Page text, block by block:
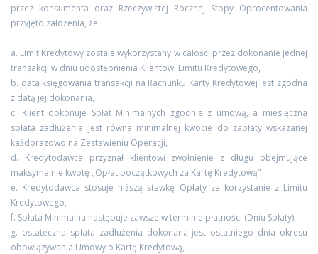
przez konsumenta oraz Rzeczywistej Rocznej Stopy Oprocentowania
przyjęto założenia, że:
a. Limit Kredytowy zostaje wykorzystany w całości przez dokonanie jednej
transakcji w dniu udostępnienia Klientowi Limitu Kredytowego,
b. data księgowania transakcji na Rachunku Karty Kredytowej jest zgodna
z datą jej dokonania,
c. Klient dokonuje Spłat Minimalnych zgodnie z umową, a miesięczna
spłata zadłużenia jest równa minimalnej kwocie do zapłaty wskazanej
każdorazowo na Zestawieniu Operacji,
d. Kredytodawca przyznał klientowi zwolnienie z długu obejmujące
maksymalnie kwotę „Opłat początkowych za Kartę Kredytową”
e. Kredytodawca stosuje niższą stawkę Opłaty za korzystanie z Limitu
Kredytowego,
f. Spłata Minimalna następuje zawsze w terminie płatności (Dniu Spłaty),
g. ostateczna spłata zadłużenia dokonana jest ostatniego dnia okresu
obowiązywania Umowy o Kartę Kredytową,